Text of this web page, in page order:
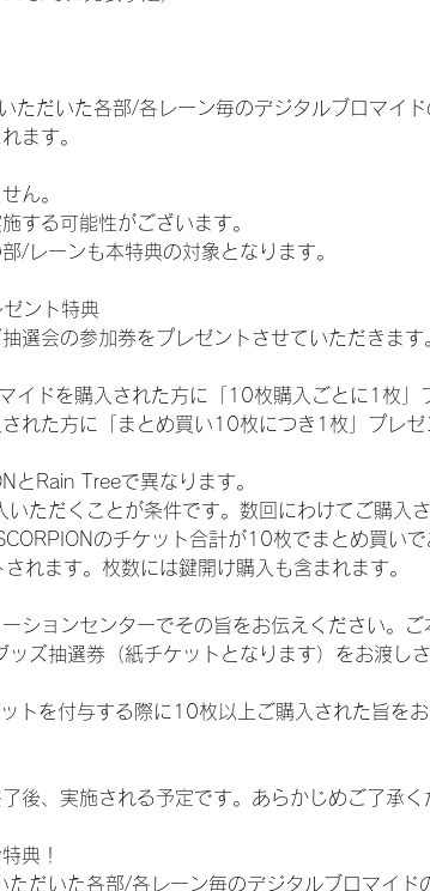
ただいた各部/各レーン毎のデジタルブロマイ
ます。
ん。
する可能性がございます。
/レーンも本特典の対象となります。
ント特典
選会の参加券をプレゼントさせていただきます
イドを購入された方に「10枚購入ごとに1枚」
れた方に「まとめ買い10枚につき1枚」プレゼ
とRain Treeで異なります。
ただくことが条件です。数回にわけてご購入
のチケット合計が10枚でまとめ買い
れます。枚数には鍵開け購入も含まれます。
ションセンターでその旨をお伝えください。
ズ抽選券（紙チケットとなります）をお渡しさ
トを付与する際に10枚以上ご購入された旨を
後、実施される予定です。あらかじめご了承く
典！
だいた各部/各レーン毎のデジタルブロマイド